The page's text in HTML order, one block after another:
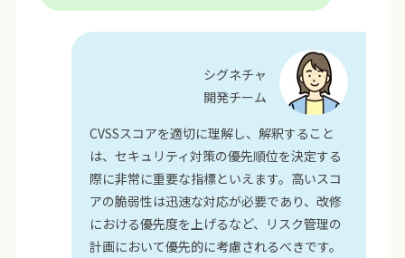
シグネチャ
開発チーム
CVSSスコアを適切に理解し、解釈すること
は、セキュリティ対策の優先順位を決定する
際に非常に重要な指標といえます。高いスコ
アの脆弱性は迅速な対応が必要であり、改修
における優先度を上げるなど、リスク管理の
計画において優先的に考慮されるべきです。